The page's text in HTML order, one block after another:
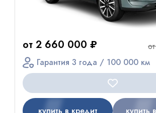
от 2 660 000 ₽
Гарантия 3 года / 100 000 км